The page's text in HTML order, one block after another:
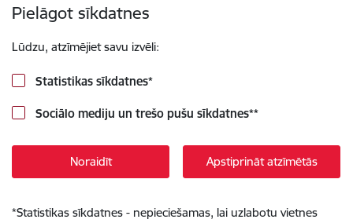
Pielāgot sīkdatnes
Lūdzu, atzīmējiet savu izvēli:
Statistikas sīkdatnes*
Sociālo mediju un trešo pušu sīkdatnes**
Noraidīt Apstiprināt atzīmētās
*Statistikas sīkdatnes - nepieciešamas, lai uzlabotu vietnes